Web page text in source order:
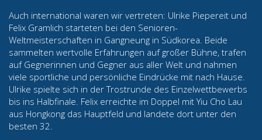
Auch international waren wir vertreten: Ulrike Piepereit und
Felix Gramlich starteten bei den Senioren-
Weltmeisterschaften in Gangneung in Südkorea. Beide
sammelten wertvolle Erfahrungen auf großer Bühne, trafen
auf Gegnerinnen und Gegner aus aller Welt und nahmen
viele sportliche und persönliche Eindrücke mit nach Hause.
Ulrike spielte sich in der Trostrunde des Einzelwettbewerbs
bis ins Halbfinale. Felix erreichte im Doppel mit Yiu Cho Lau
aus Hongkong das Hauptfeld und landete dort unter den
besten 32.